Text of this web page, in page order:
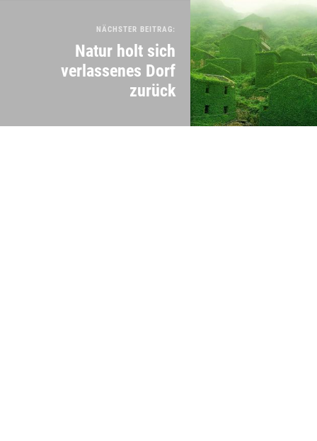
NÄCHSTER BEITRAG:
Natur holt sich
verlassenes Dorf
zurück